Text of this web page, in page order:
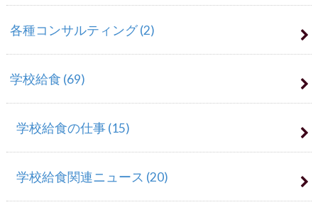
各種コンサルティング(2)
学校給食 (69)
学校給食の仕事(15)
学校給食関連ニュース (20)